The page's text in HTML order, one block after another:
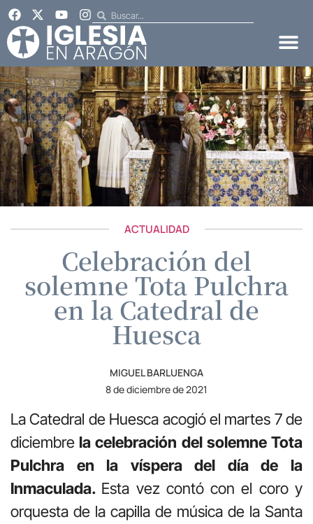
ACTUALIDAD
Celebración del
solemne Tota Pulchra
en la Catedral de
Huesca
MIGUEL BARLUENGA
8 de diciembre de 2021
La Catedral de Huesca acogió el martes 7 de
diciembre la celebración del solemne Tota
Pulchra en la víspera del día de la
Inmaculada. Esta vez contó con el coro y
orquesta de la capilla de música de la Santa